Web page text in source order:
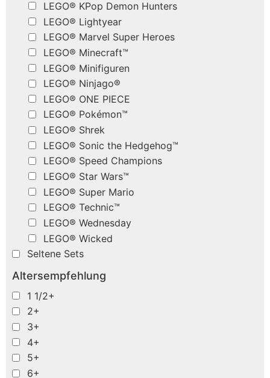
LEGO® KPop Demon Hunters
LEGO® Lightyear
LEGO® Marvel Super Heroes
LEGO® Minecraft™
LEGO® Minifiguren
LEGO® Ninjago®
LEGO® ONE PIECE
LEGO® Pokémon™
LEGO® Shrek
LEGO® Sonic the Hedgehog™
LEGO® Speed Champions
LEGO® Star Wars™
LEGO® Super Mario
LEGO® Technic™
LEGO® Wednesday
LEGO® Wicked
Seltene Sets
Altersempfehlung
1 1/2+
2+
3+
4+
5+
6+